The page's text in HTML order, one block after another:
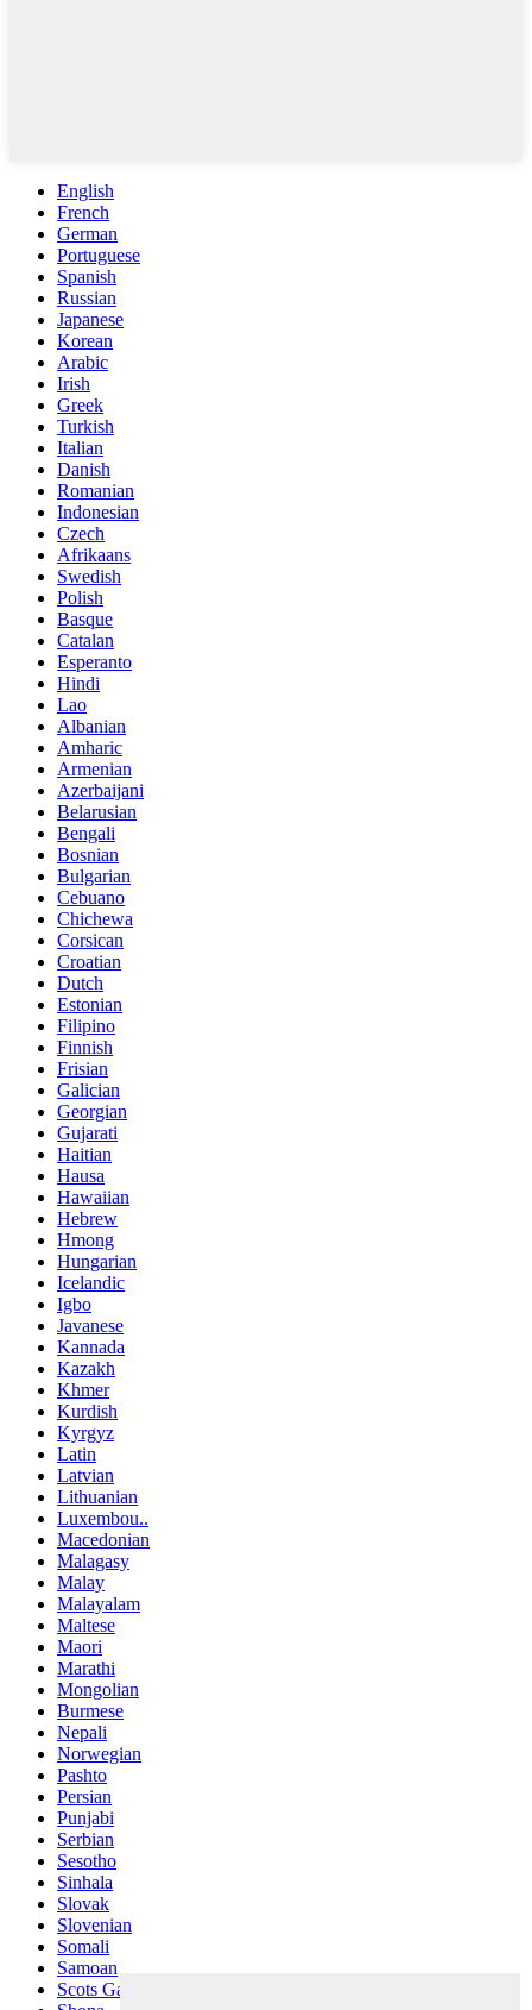
English
French
German
Portuguese
Spanish
Russian
Japanese
Korean
Arabic
Irish
Greek
Turkish
Italian
Danish
Romanian
Indonesian
Czech
Afrikaans
Swedish
Polish
Basque
Catalan
Esperanto
Hindi
Lao
Albanian
Amharic
Armenian
Azerbaijani
Belarusian
Bengali
Bosnian
Bulgarian
Cebuano
Chichewa
Corsican
Croatian
Dutch
Estonian
Filipino
Finnish
Frisian
Galician
Georgian
Gujarati
Haitian
Hausa
Hawaiian
Hebrew
Hmong
Hungarian
Icelandic
Igbo
Javanese
Kannada
Kazakh
Khmer
Kurdish
Kyrgyz
Latin
Latvian
Lithuanian
Luxembou..
Macedonian
Malagasy
Malay
Malayalam
Maltese
Maori
Marathi
Mongolian
Burmese
Nepali
Norwegian
Pashto
Persian
Punjabi
Serbian
Sesotho
Sinhala
Slovak
Slovenian
Somali
Samoan
Scots Gaelic